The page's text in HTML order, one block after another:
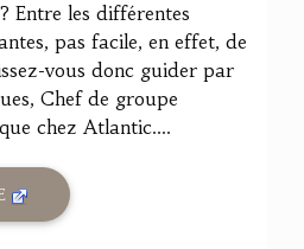
Entre les différentes
pas facile, en effet, de
vous donc guider par
Chef de groupe
chez Atlantic....